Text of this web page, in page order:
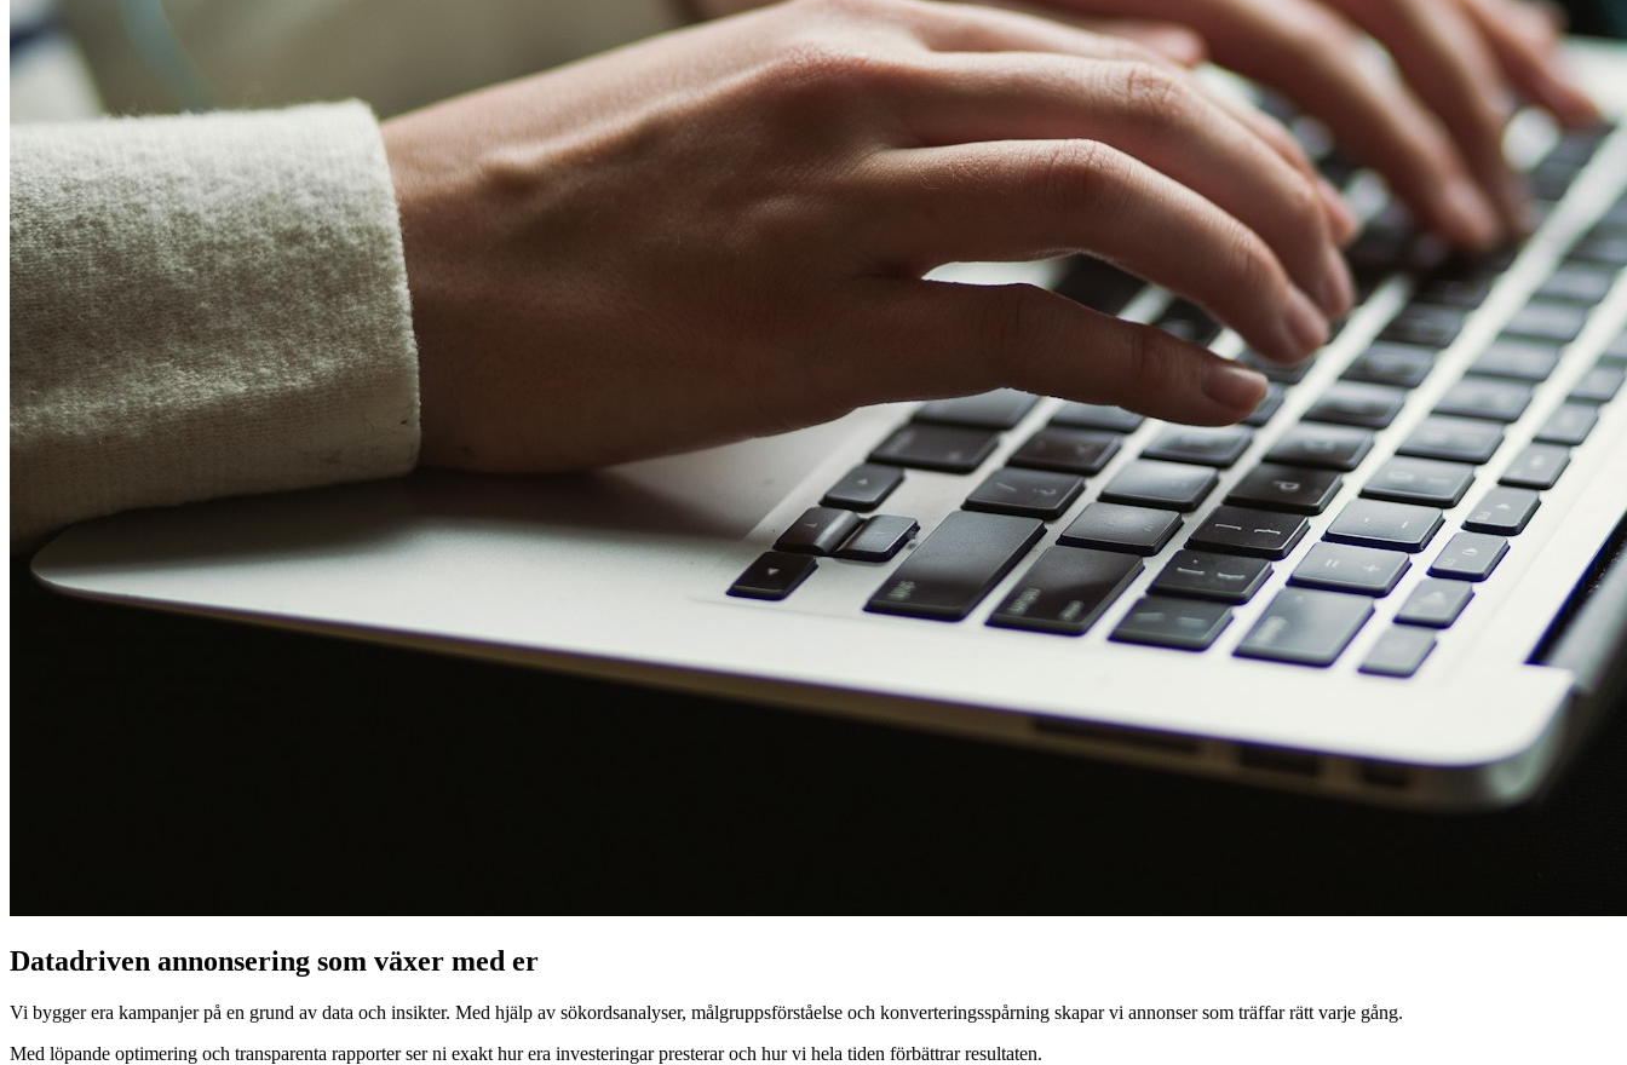
Datadriven annonsering som växer med er
Vi bygger era kampanjer på en grund av data och insikter. Med hjälp av sökordsanalyser, målgruppsförståelse och konverteringsspårning skapar vi annonser som träffar rätt varje gång.
Med löpande optimering och transparenta rapporter ser ni exakt hur era investeringar presterar och hur vi hela tiden förbättrar resultaten.